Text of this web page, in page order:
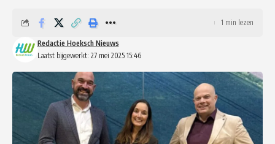
Laatst bijgewerkt: 27 mei 2025 15:46
Redactie Hoeksch Nieuws
1 min lezen